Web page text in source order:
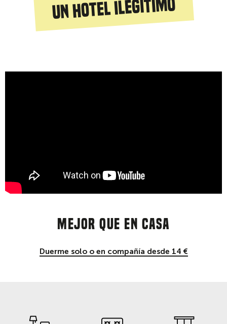
Un hotel ilegítimo
MEJOR QUE EN CASA
Duerme solo o en compañía desde 14 €